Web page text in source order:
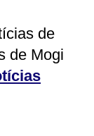
de
de Mogi